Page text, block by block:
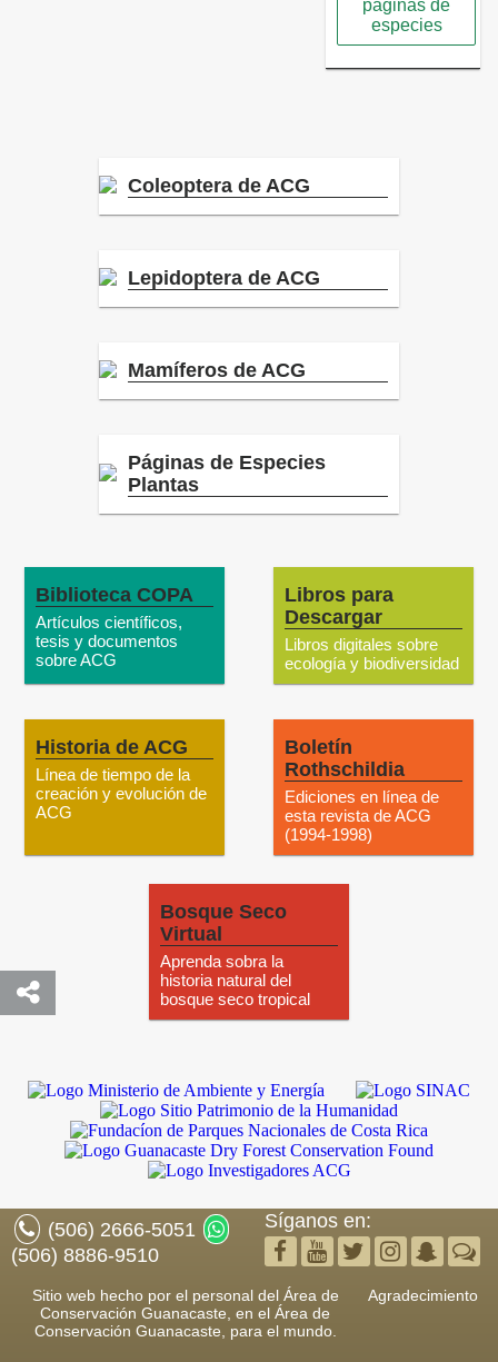
páginas de
especies
Coleoptera de ACG
Lepidoptera de ACG
Mamíferos de ACG
Páginas de Especies
Plantas
Biblioteca COPA
Artículos científicos,
tesis y documentos
sobre ACG
Libros para
Descargar
Libros digitales sobre
ecología y biodiversidad
Historia de ACG
Línea de tiempo de la
creación y evolución de
ACG
Boletín
Rothschildia
Ediciones en línea de
esta revista de ACG
(1994-1998)
Bosque Seco
Virtual
Aprenda sobra la
historia natural del
bosque seco tropical
(506) 2666-5051
(506) 8886-9510
Síganos en:
Sitio web hecho por el personal del Área de
Conservación Guanacaste, en el Área de
Conservación Guanacaste, para el mundo.
Agradecimiento